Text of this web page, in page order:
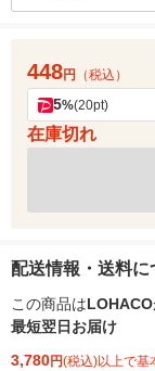
448円 （税込）
5%(20pt)
在庫切れ
配送情報・送料に
この商品はLOHACO
最短翌日お届け
3,780円(税込)以上で基